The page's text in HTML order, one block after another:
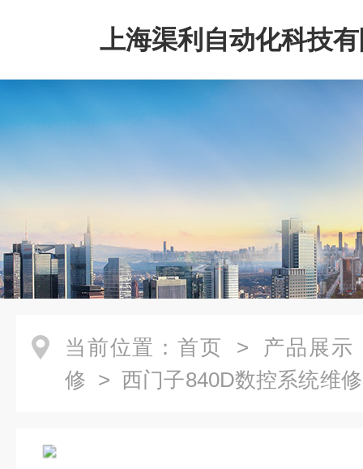
上海渠利自动化科技
当前位置： 首页 > 产品展示
修 > 西门子840D数控系统维修